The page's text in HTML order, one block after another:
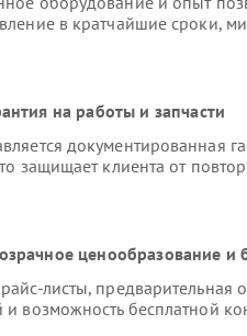
в кратчайшие сроки,
на работы и запчасти
документированная
защищает клиента от
ценообразование и
листы, предварительная
и возможность бесплатной